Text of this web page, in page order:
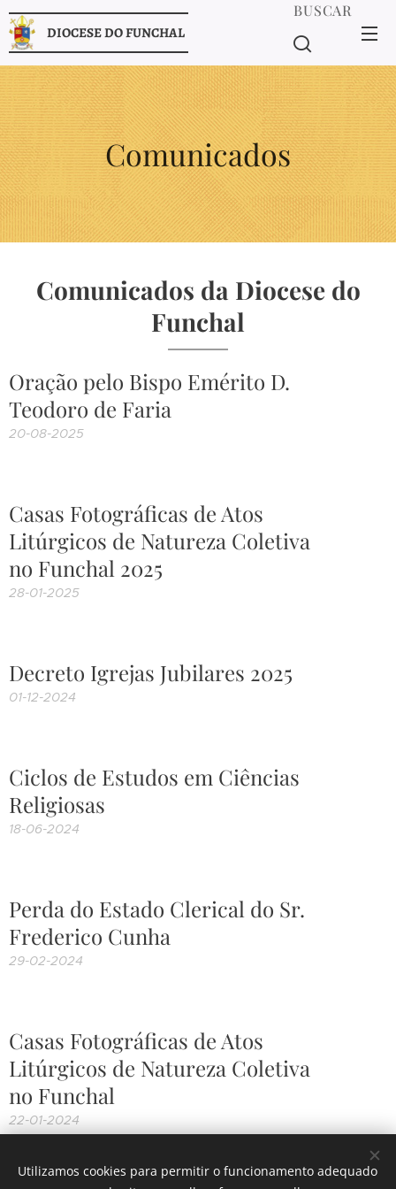
DIOCESE DO FUNCHAL
BUSCAR
Comunicados
Comunicados da Diocese do
Funchal
Oração pelo Bispo Emérito D.
Teodoro de Faria
20-08-2025
Casas Fotográficas de Atos
Litúrgicos de Natureza Coletiva
no Funchal 2025
28-01-2025
Decreto Igrejas Jubilares 2025
01-12-2024
Ciclos de Estudos em Ciências
Religiosas
18-06-2024
Perda do Estado Clerical do Sr.
Frederico Cunha
29-02-2024
Casas Fotográficas de Atos
Litúrgicos de Natureza Coletiva
no Funchal
22-01-2024
Utilizamos cookies para permitir o funcionamento adequado